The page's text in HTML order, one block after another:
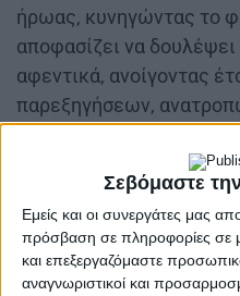
Σεβόμαστε
Εμείς και οι συνεργάτες μας
πρόσβαση σε πληροφορίες σε
και επεξεργαζόμαστε
αναγνωριστικοί και
ήρωας, κυνηγώντας το
αποφασίζει να
αφεντικά, ανοίγοντας
παρεξηγήσεων,